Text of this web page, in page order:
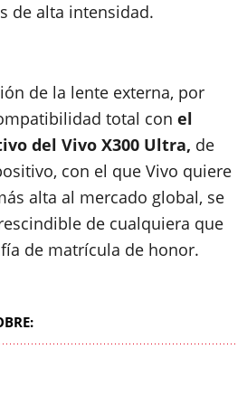
de alta intensidad.
de la lente externa, por
total con el
del Vivo X300 Ultra, de
con el que Vivo quiere
alta al mercado global, se
de cualquiera que
de matrícula de honor.